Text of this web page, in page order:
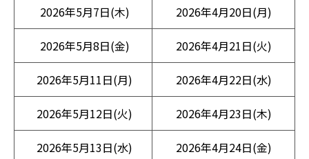
2026年5月7日(木) 2026年4月20日(月)
2026年5月8日(金) 2026年4月21日(火)
2026年5月11日(月) 2026年4月22日(水)
2026年5月12日(火) 2026年4月23日(木)
2026年5月13日(水)
2026年4月24日(金)